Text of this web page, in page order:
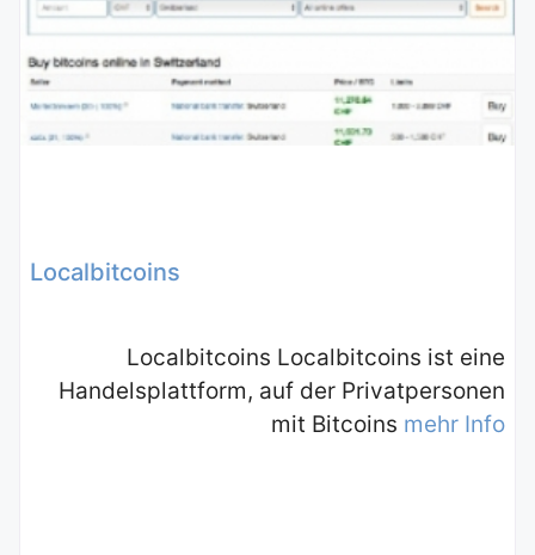
Localbitcoins
Localbitcoins Localbitcoins ist eine
Handelsplattform, auf der Privatpersonen
mit Bitcoins mehr Info